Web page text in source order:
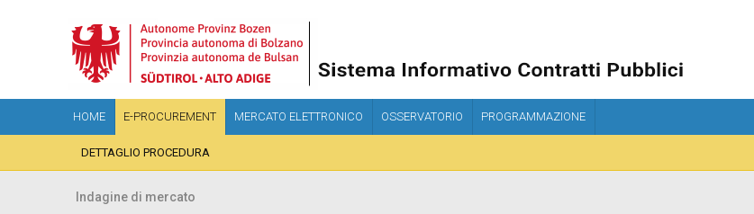
HOME E-PROCUREMENT MERCATO ELETTRONICO OSSERVATORIO PROGRAMMAZIONE
DETTAGLIO PROCEDURA
Indagine di mercato